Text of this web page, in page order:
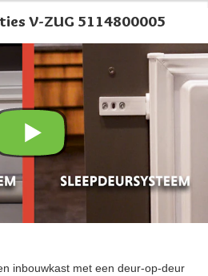
V-ZUG 5114800005
inbouwkast met een deur-op-deur